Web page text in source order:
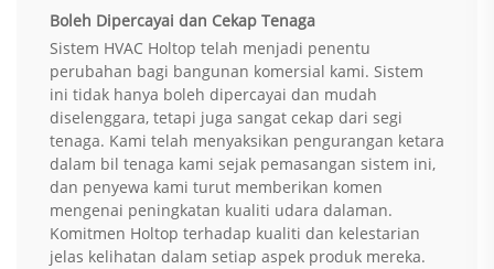
Boleh Dipercayai dan Cekap Tenaga
Sistem HVAC Holtop telah menjadi penentu
perubahan bagi bangunan komersial kami. Sistem
ini tidak hanya boleh dipercayai dan mudah
diselenggara, tetapi juga sangat cekap dari segi
tenaga. Kami telah menyaksikan pengurangan ketara
dalam bil tenaga kami sejak pemasangan sistem ini,
dan penyewa kami turut memberikan komen
mengenai peningkatan kualiti udara dalaman.
Komitmen Holtop terhadap kualiti dan kelestarian
jelas kelihatan dalam setiap aspek produk mereka.